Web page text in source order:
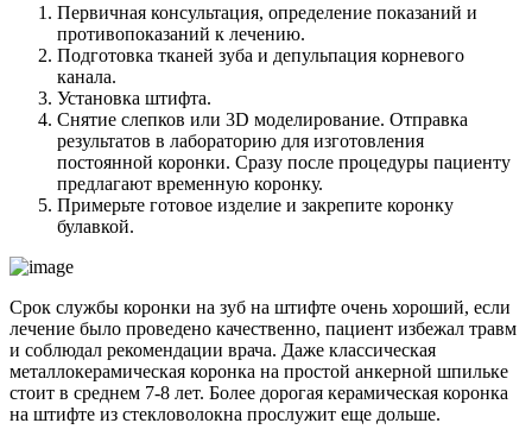
Первичная консультация, определение показаний и
противопоказаний к лечению.
Подготовка тканей зуба и депульпация корневого
канала.
Установка штифта.
Снятие слепков или 3D моделирование. Отправка
результатов в лабораторию для изготовления
постоянной коронки. Сразу после процедуры пациенту
предлагают временную коронку.
Примерьте готовое изделие и закрепите коронку
булавкой.
Срок службы коронки на зуб на штифте очень хороший, если
лечение было проведено качественно, пациент избежал травм
и соблюдал рекомендации врача. Даже классическая
металлокерамическая коронка на простой анкерной шпильке
стоит в среднем 7-8 лет. Более дорогая керамическая коронка
на штифте из стекловолокна прослужит еще дольше.